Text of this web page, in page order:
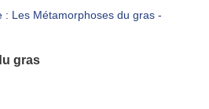
gras